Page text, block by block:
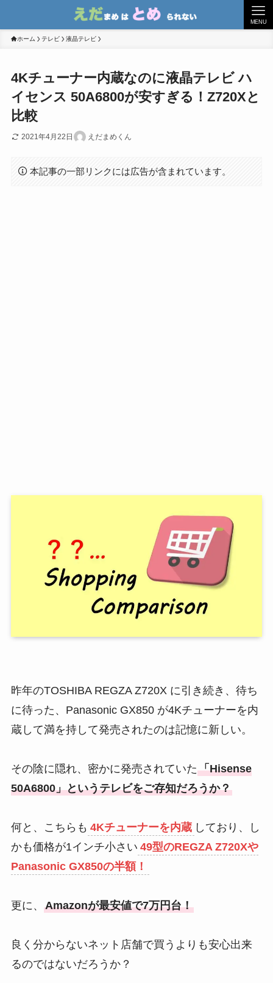
MENU
ホーム テレビ 液晶テレビ
4Kチューナー内蔵なのに液晶テレビ ハ
イセンス 50A6800が安すぎる！Z720Xと
比較
2021年4月22日 えだまめくん
本記事の一部リンクには広告が含まれています。
昨年のTOSHIBA REGZA Z720X に引き続き、待ち
に待った、Panasonic GX850 が4Kチューナーを内
蔵して満を持して発売されたのは記憶に新しい。
その陰に隠れ、密かに発売されていた「Hisense
50A6800」というテレビをご存知だろうか？
何と、こちらも 4Kチューナーを内蔵 しており、し
かも価格が1インチ小さい 49型のREGZA Z720Xや
Panasonic GX850の半額！
更に、 Amazonが最安値で7万円台！
良く分からないネット店舗で買うよりも安心出来
るのではないだろうか？